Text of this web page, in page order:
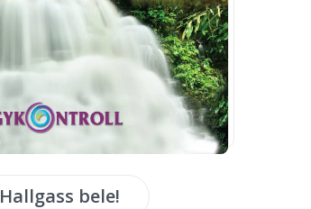
Hallgass bele!